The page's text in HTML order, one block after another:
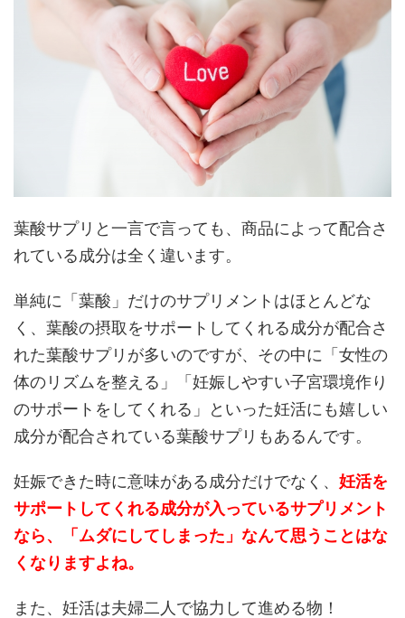
葉酸サプリと一言で言っても、商品によって配合さ
れている成分は全く違います。
単純に「葉酸」だけのサプリメントはほとんどな
く、葉酸の摂取をサポートしてくれる成分が配合さ
れた葉酸サプリが多いのですが、その中に「女性の
体のリズムを整える」「妊娠しやすい子宮環境作り
のサポートをしてくれる」といった妊活にも嬉しい
成分が配合されている葉酸サプリもあるんです。
妊娠できた時に意味がある成分だけでなく、 妊活を
サポートしてくれる成分が入っているサプリメント
なら、「ムダにしてしまった」なんて思うことはな
くなりますよね。
また、妊活は夫婦二人で協力して進める物！